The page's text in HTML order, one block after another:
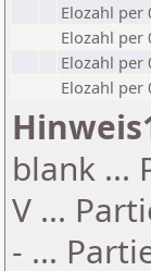
Elozahl per
Elozahl per
Elozahl per
Elozahl per
blank ...
V ...
- ...